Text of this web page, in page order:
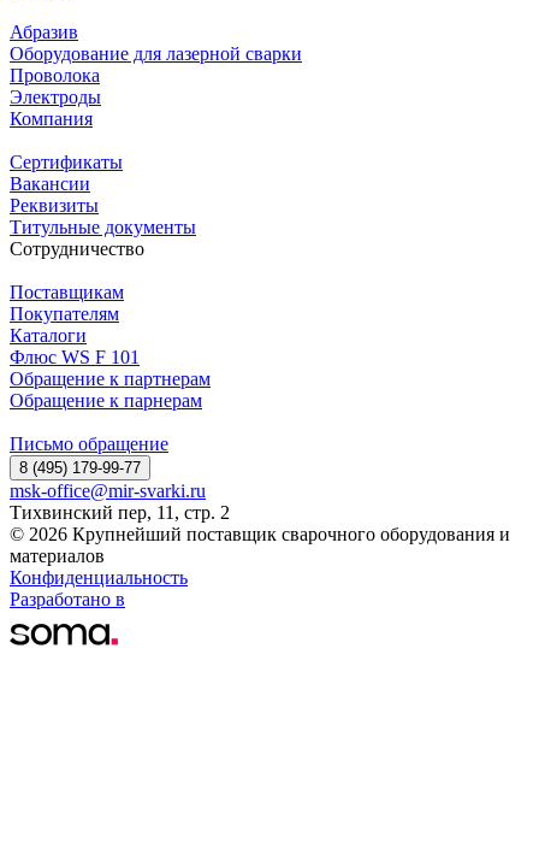
Абразив
Оборудование для лазерной сварки
Проволока
Электроды
Компания
Сертификаты
Вакансии
Реквизиты
Титульные документы
Сотрудничество
Поставщикам
Покупателям
Каталоги
Флюс WS F 101
Обращение к партнерам
Обращение к парнерам
Письмо обращение
8 (495) 179-99-77
msk-office@mir-svarki.ru
Тихвинский пер, 11, стр. 2
© 2026 Крупнейший поставщик сварочного оборудования и
материалов
Конфиденциальность
Разработано в